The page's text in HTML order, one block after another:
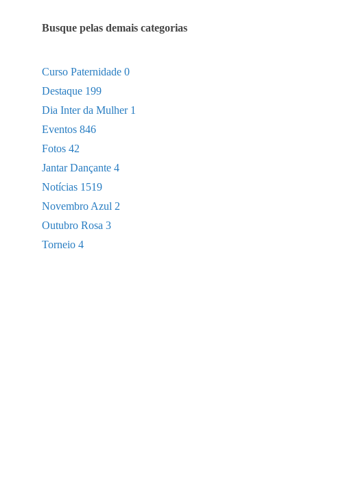
Busque pelas demais categorias
Curso Paternidade 0
Destaque 199
Dia Inter da Mulher 1
Eventos 846
Fotos 42
Jantar Dançante 4
Notícias 1519
Novembro Azul 2
Outubro Rosa 3
Torneio 4